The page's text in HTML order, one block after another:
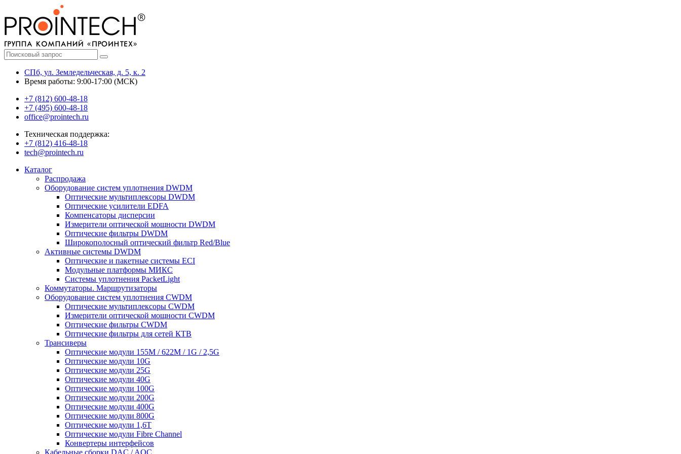
СПб, ул. Земледельческая, д. 5, к. 2
Время работы: 9:00-17:00 (МСК)
+7 (812) 600-48-18
+7 (495) 600-48-18
office@prointech.ru
Техническая поддержка:
+7 (812) 416-48-18
tech@prointech.ru
Каталог
Распродажа
Оборудование систем уплотнения DWDM
Оптические мультиплексоры DWDM
Оптические усилители EDFA
Компенсаторы дисперсии
Измерители оптической мощности DWDM
Оптические фильтры DWDM
Широкополосный оптический фильтр Red/Blue
Активные системы DWDM
Оптические и пакетные системы ECI
Модульные платформы МИКС
Системы уплотнения PacketLight
Коммутаторы. Маршрутизаторы
Оборудование систем уплотнения CWDM
Оптические мультиплексоры CWDM
Измерители оптической мощности CWDM
Оптические фильтры CWDM
Оптические фильтры для сетей КТВ
Трансиверы
Оптические модули 155M / 622M / 1G / 2,5G
Оптические модули 10G
Оптические модули 25G
Оптические модули 40G
Оптические модули 100G
Оптические модули 200G
Оптические модули 400G
Оптические модули 800G
Оптические модули 1,6T
Оптические модули Fibre Channel
Конвертеры интерфейсов
Кабельные сборки DAC / AOC